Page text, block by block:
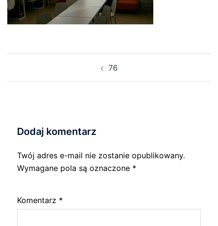
76
Dodaj komentarz
Twój adres e-mail nie zostanie opublikowany.
Wymagane pola są oznaczone *
Komentarz *